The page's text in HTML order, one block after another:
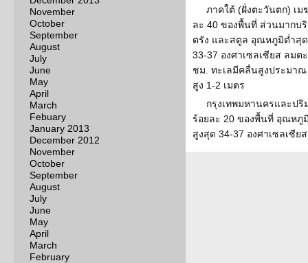
November
October
September
August
July
June
May
April
March
Febuary
January 2013
December 2012
November
October
September
August
July
June
May
April
March
February
ภาคใต้ (ฝั่งตะวันตก) เ
ละ 40 ของพื้นที่ ส่วนมากบ
ตรัง และสตูล อุณหภูมิต่ำสุ
33-37 องศาเซลเซียส ลมต
ชม. ทะเลมีคลื่นสูงประมา
สูง 1-2 เมตร
กรุงเทพมหานครและป
ร้อยละ 20 ของพื้นที่ อุณหภู
สูงสุด 34-37 องศาเซลเซีย